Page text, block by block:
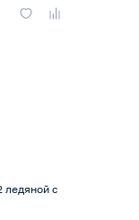
ледяной с